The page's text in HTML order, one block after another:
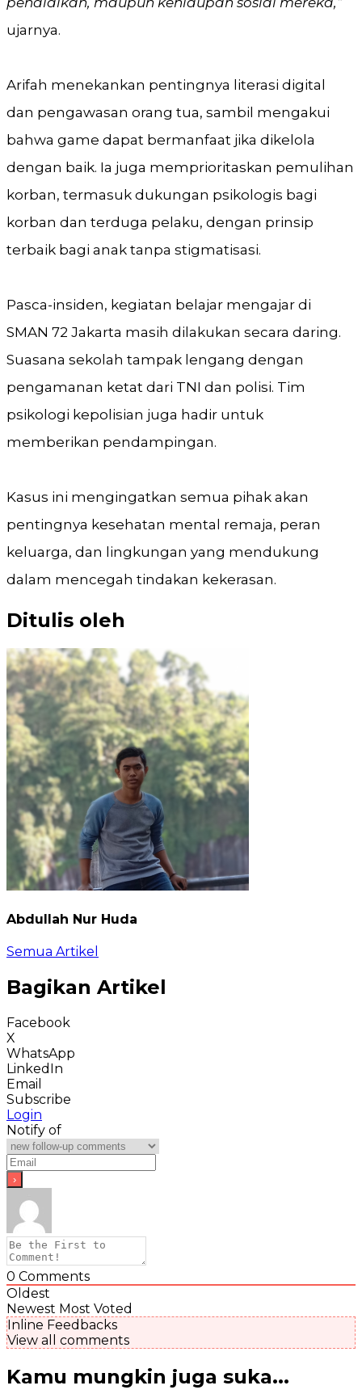
ujarnya.
Arifah menekankan pentingnya literasi digital
dan pengawasan orang tua, sambil mengakui
bahwa game dapat bermanfaat jika dikelola
dengan baik. Ia juga memprioritaskan pemulihan
korban, termasuk dukungan psikologis bagi
korban dan terduga pelaku, dengan prinsip
terbaik bagi anak tanpa stigmatisasi.
Pasca-insiden, kegiatan belajar mengajar di
SMAN 72 Jakarta masih dilakukan secara daring.
Suasana sekolah tampak lengang dengan
pengamanan ketat dari TNI dan polisi. Tim
psikologi kepolisian juga hadir untuk
memberikan pendampingan.
Kasus ini mengingatkan semua pihak akan
pentingnya kesehatan mental remaja, peran
keluarga, dan lingkungan yang mendukung
dalam mencegah tindakan kekerasan.
Ditulis oleh
Abdullah Nur Huda
Semua Artikel
Bagikan Artikel
Facebook
X
WhatsApp
LinkedIn
Email
Subscribe
Login
Notify of
0 Comments
Oldest
Newest Most Voted
Inline Feedbacks
View all comments
Kamu mungkin juga suka...